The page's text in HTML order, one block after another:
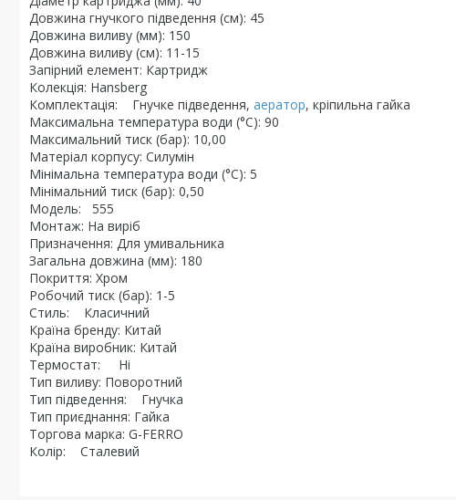
Довжина гнучкого підведення (см): 45
Довжина виливу (мм): 150
Довжина виливу (см): 11-15
Запірний елемент: Картридж
Колекція: Hansberg
Комплектація: Гнучке підведення, аератор, кріпильна гайка
Максимальна температура води (°C): 90
Максимальний тиск (бар): 10,00
Матеріал корпусу: Силумін
Мінімальна температура води (°C): 5
Мінімальний тиск (бар): 0,50
Модель: 555
Монтаж: На виріб
Призначення: Для умивальника
Загальна довжина (мм): 180
Покриття: Хром
Робочий тиск (бар): 1-5
Стиль: Класичний
Країна бренду: Китай
Країна виробник: Китай
Термостат: Ні
Тип виливу: Поворотний
Тип підведення: Гнучка
Тип приєднання: Гайка
Торгова марка: G-FERRO
Колір: Сталевий